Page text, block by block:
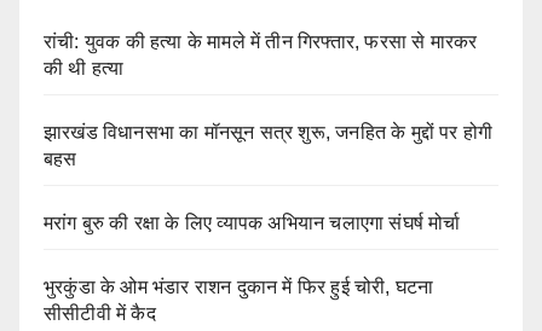
रांची: युवक की हत्या के मामले में तीन गिरफ्तार, फरसा से मारकर
की थी हत्या
झारखंड विधानसभा का मॉनसून सत्र शुरू, जनहित के मुद्दों पर होगी
बहस
मरांग बुरु की रक्षा के लिए व्यापक अभियान चलाएगा संघर्ष मोर्चा
भुरकुंडा के ओम भंडार राशन दुकान में फिर हुई चोरी, घटना
सीसीटीवी में कैद